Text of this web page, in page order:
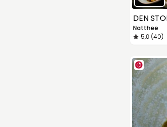
DEN
Natthee
5,0 (40)